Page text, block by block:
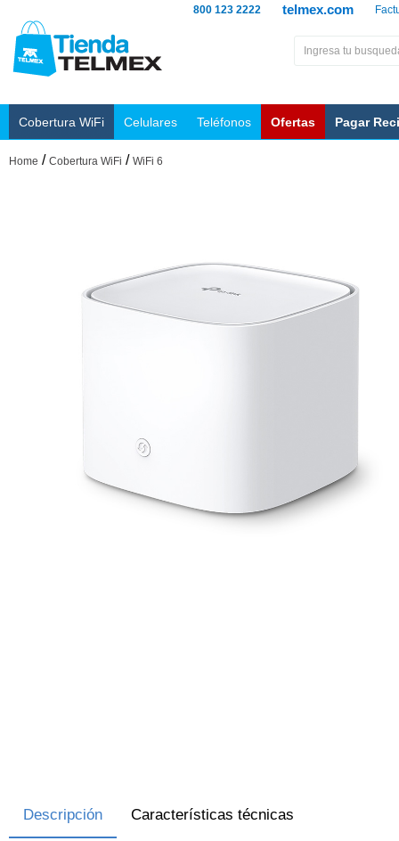
telmex.com
800 123 2222
Cobertura WiFi Celulares Teléfonos Ofertas Pagar
Home / Cobertura WiFi / WiFi 6
Descripción Características técnicas